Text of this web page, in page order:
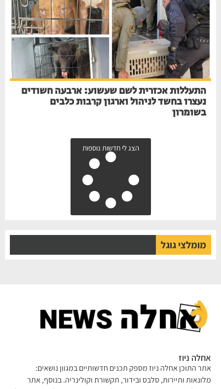
התעללות אכזרית לשם שעשוע: ארבעה חשודים
נעצרו בחשד לניהול וארגון קרבות כלבים
בשומרון
הצג לי חדשות נוספות
מומלצי גוגל
אחלה ניוז
אתר התוכן אחלה ניוז מספק תכנים חדשותיים במגוון נושאים:
מלונאות ותיירות, סלבס ובידור, תקשורת וקולינריה. בנוסף, אתר